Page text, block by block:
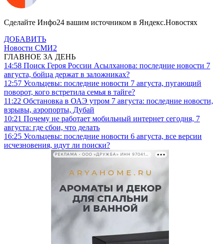
Сделайте Инфо24 вашим источником в Яндекс.Новостях
ДОБАВИТЬ
Новости СМИ2
ГЛАВНОЕ ЗА ДЕНЬ
14:58 Поиск Героя России Асылханова: последние новости 7
августа, бойца держат в заложниках?
12:57 Усольцевы: последние новости 7 августа, пугающий
поворот, кого встретила семья в тайге?
11:22 Обстановка в ОАЭ утром 7 августа: последние новости,
взрывы, аэропорты, Дубай
10:21 Почему не работает мобильный интернет сегодня, 7
августа: где сбои, что делать
16:25 Усольцевы: последние новости 6 августа, все версии
исчезновения, идут ли поиски?
РЕКЛАМА • ООО «ДРУЖБА» ИНН 9704146411